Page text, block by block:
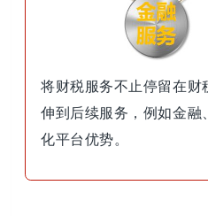
将财税服务不止停留在财
伸到后续服务，例如金
化平台优势。